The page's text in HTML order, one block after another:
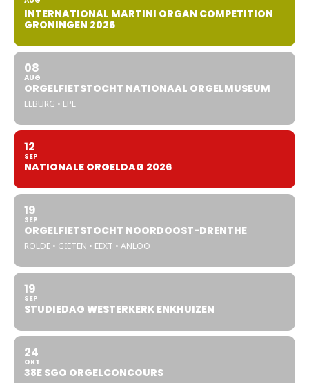
INTERNATIONAL MARTINI ORGAN COMPETITION
GRONINGEN 2026
08
AUG
ORGELFIETSTOCHT NATIONAAL ORGELMUSEUM
ELBURG • EPE
12
SEP
NATIONALE ORGELDAG 2026
19
SEP
ORGELFIETSTOCHT NOORDOOST-DRENTHE
ROLDE • GIETEN • EEXT • ANLOO
19
SEP
STUDIEDAG WESTERKERK ENKHUIZEN
24
OKT
38E SGO ORGELCONCOURS